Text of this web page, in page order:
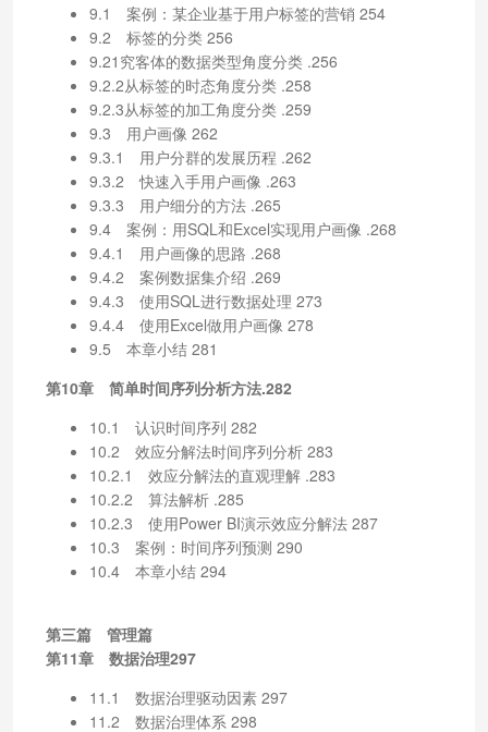
9.1 案例：某企业基于用户标签的营销 254
9.2 标签的分类 256
9.21究客体的数据类型角度分类 .256
9.2.2从标签的时态角度分类 .258
9.2.3从标签的加工角度分类 .259
9.3 用户画像 262
9.3.1 用户分群的发展历程 .262
9.3.2 快速入手用户画像 .263
9.3.3 用户细分的方法 .265
9.4 案例：用SQL和Excel实现用户画像 .268
9.4.1 用户画像的思路 .268
9.4.2 案例数据集介绍 .269
9.4.3 使用SQL进行数据处理 273
9.4.4 使用Excel做用户画像 278
9.5 本章小结 281
第10章 简单时间序列分析方法.282
10.1 认识时间序列 282
10.2 效应分解法时间序列分析 283
10.2.1 效应分解法的直观理解 .283
10.2.2 算法解析 .285
10.2.3 使用Power BI演示效应分解法 287
10.3 案例：时间序列预测 290
10.4 本章小结 294
第三篇 管理篇
第11章 数据治理297
11.1 数据治理驱动因素 297
11.2 数据治理体系 298